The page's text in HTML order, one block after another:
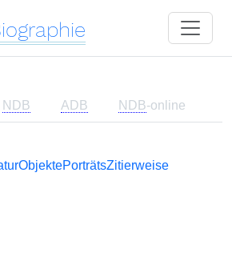
NDB ADB NDB-online
ObjektePorträtsZitierweise